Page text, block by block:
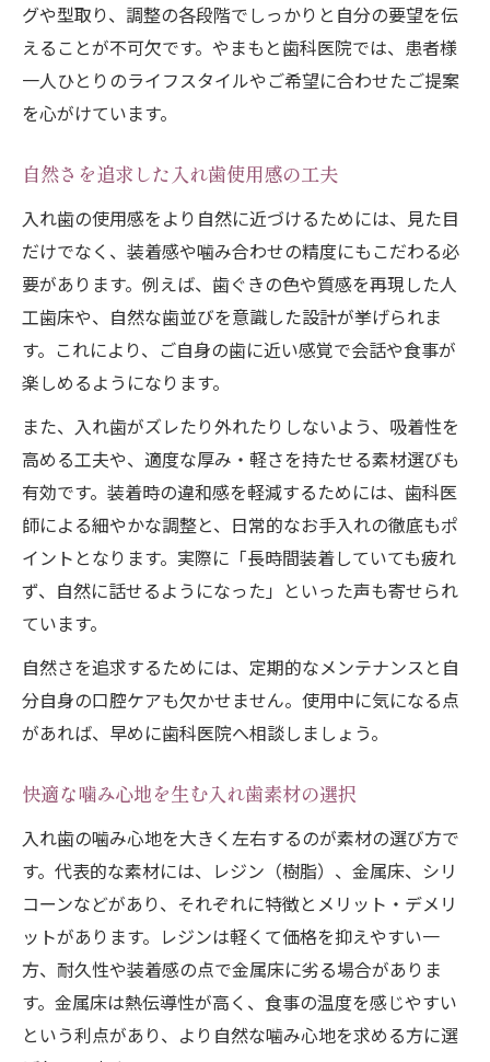
グや型取り、調整の各段階でしっかりと自分の要望を伝
えることが不可欠です。やまもと歯科医院では、患者様
一人ひとりのライフスタイルやご希望に合わせたご提案
を心がけています。
自然さを追求した入れ歯使用感の工夫
入れ歯の使用感をより自然に近づけるためには、見た目
だけでなく、装着感や噛み合わせの精度にもこだわる必
要があります。例えば、歯ぐきの色や質感を再現した人
工歯床や、自然な歯並びを意識した設計が挙げられま
す。これにより、ご自身の歯に近い感覚で会話や食事が
楽しめるようになります。
また、入れ歯がズレたり外れたりしないよう、吸着性を
高める工夫や、適度な厚み・軽さを持たせる素材選びも
有効です。装着時の違和感を軽減するためには、歯科医
師による細やかな調整と、日常的なお手入れの徹底もポ
イントとなります。実際に「長時間装着していても疲れ
ず、自然に話せるようになった」といった声も寄せられ
ています。
自然さを追求するためには、定期的なメンテナンスと自
分自身の口腔ケアも欠かせません。使用中に気になる点
があれば、早めに歯科医院へ相談しましょう。
快適な噛み心地を生む入れ歯素材の選択
入れ歯の噛み心地を大きく左右するのが素材の選び方で
す。代表的な素材には、レジン（樹脂）、金属床、シリ
コーンなどがあり、それぞれに特徴とメリット・デメリ
ットがあります。レジンは軽くて価格を抑えやすい一
方、耐久性や装着感の点で金属床に劣る場合がありま
す。金属床は熱伝導性が高く、食事の温度を感じやすい
という利点があり、より自然な噛み心地を求める方に選